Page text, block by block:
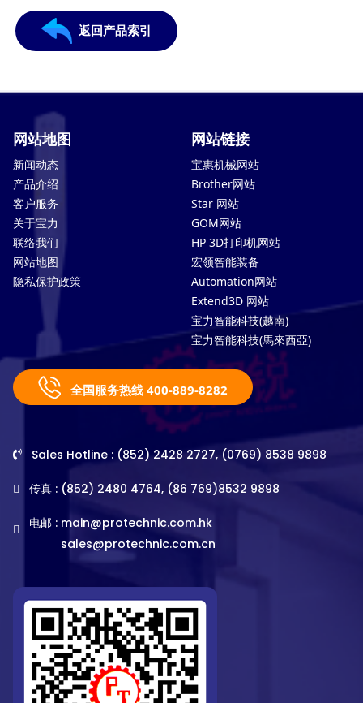
返回产品索引
网站地图
新闻动态
产品介绍
客户服务
关于宝力
联络我们
网站地图
隐私保护政策
网站链接
宝惠机械网站
Brother网站
Star 网站
GOM网站
HP 3D打印机网站
宏领智能装备
Automation网站
Extend3D 网站
宝力智能科技(越南)
宝力智能科技(馬來西亞)
全国服务热线 400-889-8282
Sales Hotline : (852) 2428 2727, (0769) 8538 9898
传真 : (852) 2480 4764, (86 769)8532 9898
电邮 : main@protechnic.com.hk
sales@protechnic.com.cn